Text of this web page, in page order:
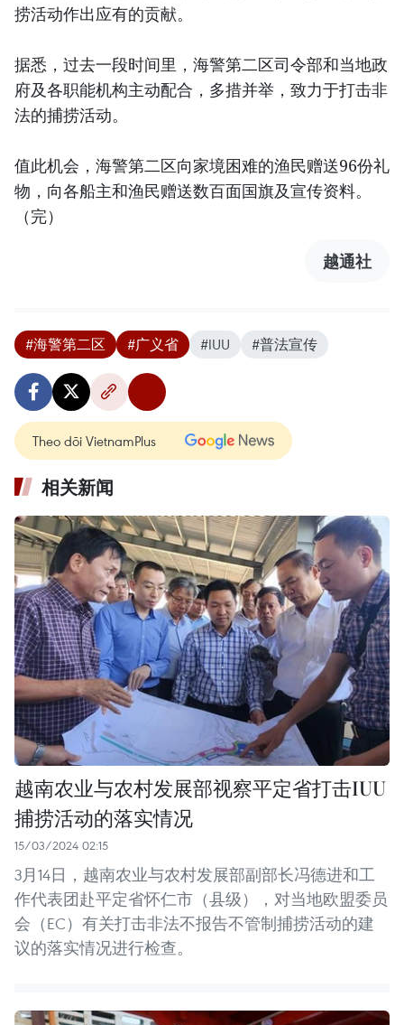
捞活动作出应有的贡献。
据悉，过去一段时间里，海警第二区司令部和当地政
府及各职能机构主动配合，多措并举，致力于打击非
法的捕捞活动。
值此机会，海警第二区向家境困难的渔民赠送96份礼
物，向各船主和渔民赠送数百面国旗及宣传资料。
（完）
越通社
#海警第二区 #广义省 #IUU #普法宣传
Theo dõi VietnamPlus
相关新闻
越南农业与农村发展部视察平定省打击IUU
捕捞活动的落实情况
15/03/2024 02:15
3月14日，越南农业与农村发展部副部长冯德进和工
作代表团赴平定省怀仁市（县级），对当地欧盟委员
会（EC）有关打击非法不报告不管制捕捞活动的建
议的落实情况进行检查。